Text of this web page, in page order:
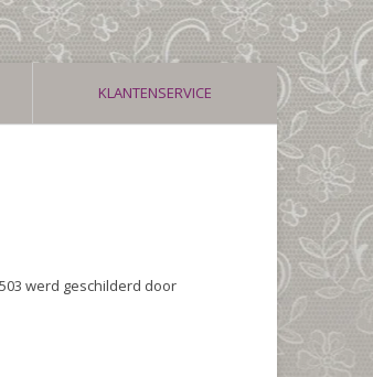
Français
KLANTENSERVICE
werd geschilderd door